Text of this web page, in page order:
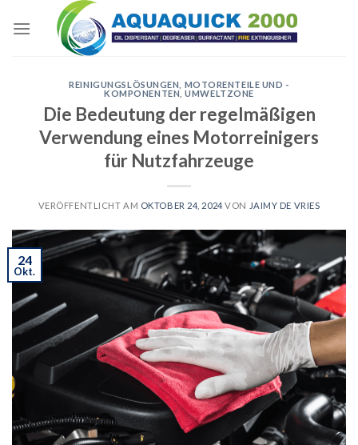
REINIGUNGSLÖSUNGEN
MOTORENTEILE UND -
KOMPONENTEN ,UMWELTZONE
Die Bedeutung der regelmäßigen
Verwendung eines Motorreinigers
für Nutzfahrzeuge
VERÖFFENTLICHT AM OKTOBER 24, 2024 VON JAIMY DE VRIES
24
Okt.